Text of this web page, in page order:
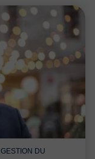
GESTION DU